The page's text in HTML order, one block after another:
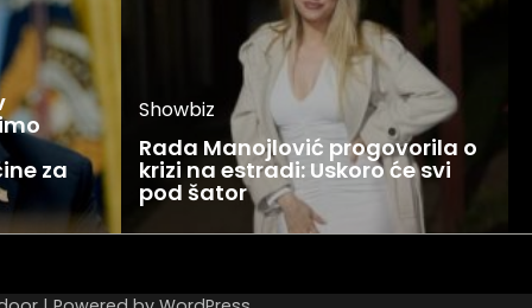
za
Showbiz
Rada Manojlović progovorila o
krizi na estradi: Uskoro će svi
pod šator